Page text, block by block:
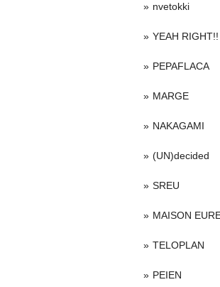
nvetokki
YEAH RIGHT!!
PEPAFLACA
MARGE
NAKAGAMI
(UN)decided
SREU
MAISON
TELOPLAN
PEIEN